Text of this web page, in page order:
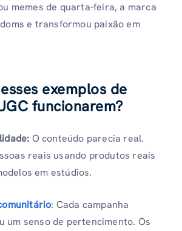
memes de quarta-feira, a marca
e transformou paixão em
exemplos de
funcionarem?
O conteúdo parecia real.
reais usando produtos reais
em estúdios.
: Cada campanha
um senso de pertencimento. Os